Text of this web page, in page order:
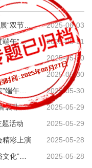
2025-06-03
浓情端午，欢乐六一——固镇县残联开展“双节”主题活动
2025-05-31
固镇县博物馆开展“乐编五彩绳，巧手过端午”活动
2025-05-30
2025-05-30
2025-05-30
谷阳镇：黄元社区“与你童在，尽情放棕”端午主题活动
2025-05-29
固镇县举办“童心巧手寄安康”端午传统香囊非遗体验活动
2025-05-29
活动
2025-05-28
精彩上演
2025-05-28
固镇县湖沟镇“粽香浓情端节，传承民俗文化”包粽子活动